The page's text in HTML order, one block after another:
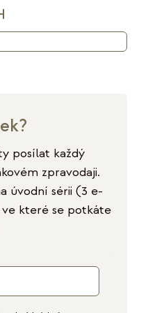
posílat každý
zpravodaji.
úvodní sérii (3 e-
které se potkáte